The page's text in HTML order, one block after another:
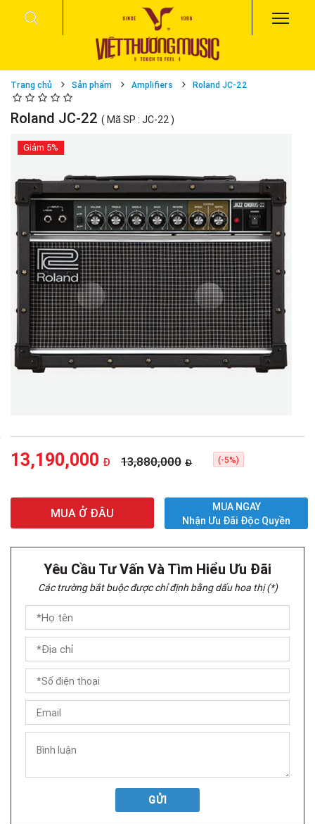
Trang chủ Sản phẩm Amplifiers Roland JC-22
Roland JC-22 ( Mã SP : JC-22 )
Giảm 5%
13,190,000 Đ 13,880,000 Đ (-5%)
MUA Ở ĐÂU
MUA NGAY
Nhận Ưu Đãi Độc Quyền
Yêu Cầu Tư Vấn Và Tìm Hiểu Ưu Đãi
Các trường bắt buộc được chỉ định bằng dấu hoa thị (*)
GỬI